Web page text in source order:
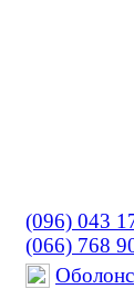
(096) 043
(066) 768